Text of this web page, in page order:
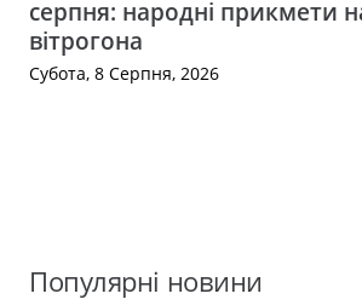
серпня: народні прикмети
вітрогона
Субота, 8 Серпня, 2026
Популярні новини